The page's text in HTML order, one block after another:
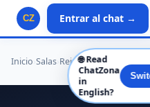
CZ Entrar al chat →
Inicio Salas Reino Unido
🌐 Read
ChatZona
in
English?